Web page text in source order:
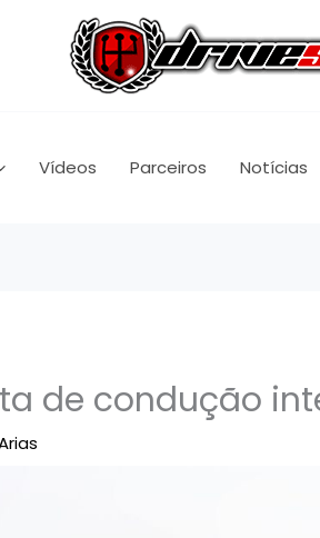
Vídeos Parceiros Notícias
de condução